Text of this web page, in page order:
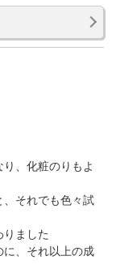
、化粧のりもよ
、それでも色々試
ました
に、それ以上の成